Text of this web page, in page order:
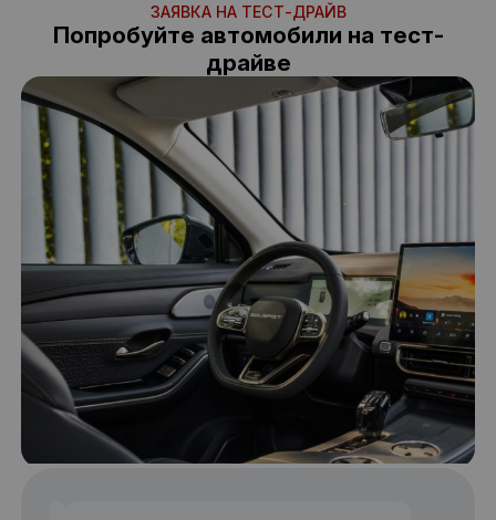
ЗАЯВКА НА ТЕСТ-ДРАЙВ
Попробуйте автомобили на тест-
драйве